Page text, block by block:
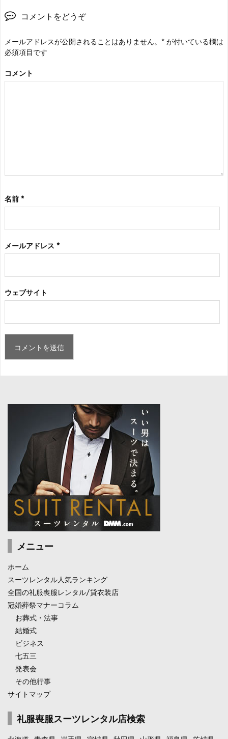
コメントをどうぞ
メールアドレスが公開されることはありません。 * が付いている欄は
必須項目です
コメント
名前 *
メールアドレス *
ウェブサイト
メニュー
ホーム
スーツレンタル人気ランキング
全国の礼服喪服レンタル/貸衣装店
冠婚葬祭マナーコラム
お葬式・法事
結婚式
ビジネス
七五三
発表会
その他行事
サイトマップ
礼服喪服スーツレンタル店検索